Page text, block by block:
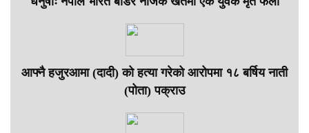
आफ्नै हजुरआमा (दादी) को हत्या गरेको आरोपमा १८ बर्षिय नाती
(पोता) पक्राउ